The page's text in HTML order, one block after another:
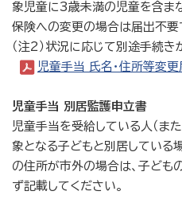
象児童に3歳未満の児童を含ま
保険への変更の場合は届出不要
（注2）状況に応じて別途手続き
児童手当 氏名・住所等変更
児童手当 別居監護申立書
児童手当を受給している人（ま
象となる子どもと別居している
の住所が市外の場合は、子ども
ず記載してください。